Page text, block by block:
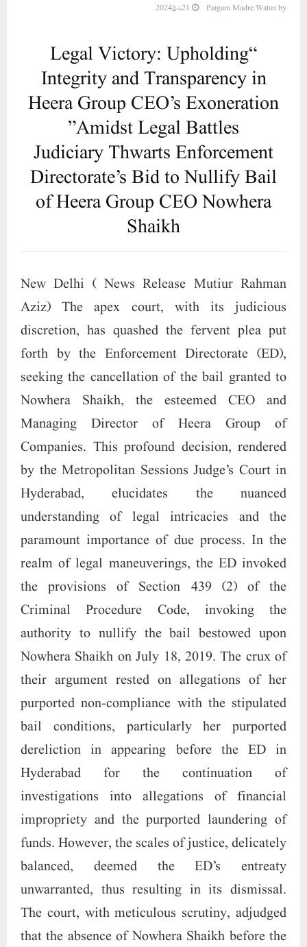
by
Paigam Madre Watan 21 مارچ 2024
“Legal Victory: Upholding
Integrity and Transparency in
Heera Group CEO’s Exoneration
Amidst Legal Battles”
Judiciary Thwarts Enforcement
Directorate’s Bid to Nullify Bail
of Heera Group CEO Nowhera
Shaikh
New Delhi ( News Release Mutiur Rahman
Aziz) The apex court, with its judicious
discretion, has quashed the fervent plea put
forth by the Enforcement Directorate (ED),
seeking the cancellation of the bail granted to
Nowhera Shaikh, the esteemed CEO and
Managing Director of Heera Group of
Companies. This profound decision, rendered
by the Metropolitan Sessions Judge’s Court in
Hyderabad, elucidates the nuanced
understanding of legal intricacies and the
paramount importance of due process. In the
realm of legal maneuverings, the ED invoked
the provisions of Section 439 (2) of the
Criminal Procedure Code, invoking the
authority to nullify the bail bestowed upon
Nowhera Shaikh on July 18, 2019. The crux of
their argument rested on allegations of her
purported non-compliance with the stipulated
bail conditions, particularly her purported
dereliction in appearing before the ED in
Hyderabad for the continuation of
investigations into allegations of financial
impropriety and the purported laundering of
funds. However, the scales of justice, delicately
balanced, deemed the ED’s entreaty
unwarranted, thus resulting in its dismissal.
The court, with meticulous scrutiny, adjudged
that the absence of Nowhera Shaikh before the